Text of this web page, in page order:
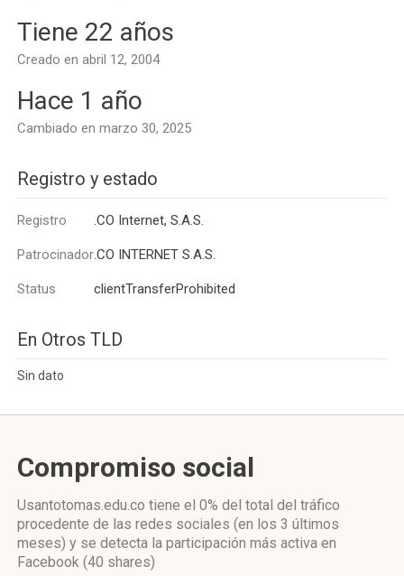
Tiene 22 años
Creado en abril 12, 2004
Hace 1 año
Cambiado en marzo 30, 2025
Registro y estado
Registro .CO Internet, S.A.S.
Patrocinador.CO INTERNET S.A.S.
Status clientTransferProhibited
En Otros TLD
Sin dato
Compromiso social
Usantotomas.edu.co tiene el 0% del total del tráfico
procedente de las redes sociales (en los 3 últimos
meses) y se detecta la participación más activa en
Facebook (40 shares)